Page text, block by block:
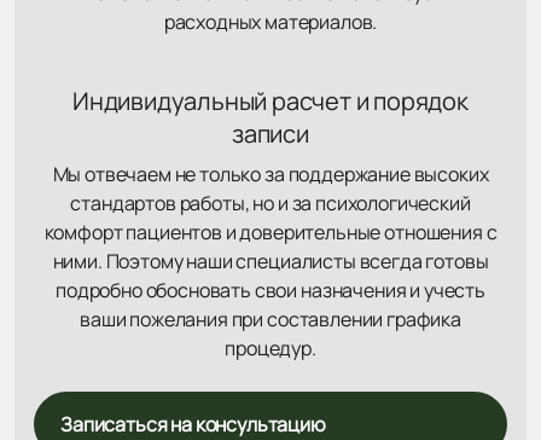
расходных материалов.
Индивидуальный расчет и порядок
записи
Мы отвечаем не только за поддержание высоких
стандартов работы, но и за психологический
комфорт пациентов и доверительные отношения с
ними. Поэтому наши специалисты всегда готовы
подробно обосновать свои назначения и учесть
ваши пожелания при составлении графика
процедур.
Записаться на консультацию